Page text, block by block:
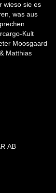
wieso sie es
was aus
Kult
Moosgaard
Matthias
AB